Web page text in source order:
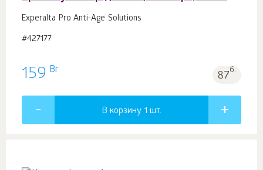
Experalta Pro Anti-Age Solutions
#427177
159 Br 87б.
В корзину 1 шт.